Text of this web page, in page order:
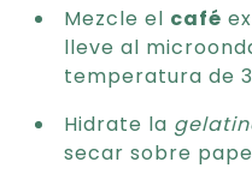
Mezcle el café
lleve al
temperatura de
Hidrate la
secar sobre